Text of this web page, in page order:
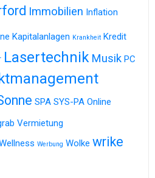
Immobilien Inflation
Kapitalanlagen Krankheit Kredit
Lasertechnik Musik PC
SPA SYS-PA Online
Vermietung
Werbung Wolke wrike